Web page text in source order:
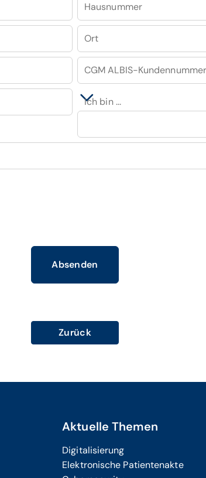
Hausnummer
Ort
CGM ALBIS-Kundennummer
Ich bin ...
Absenden
Zurück
Aktuelle Themen
Digitalisierung
Elektronische Patientenakte